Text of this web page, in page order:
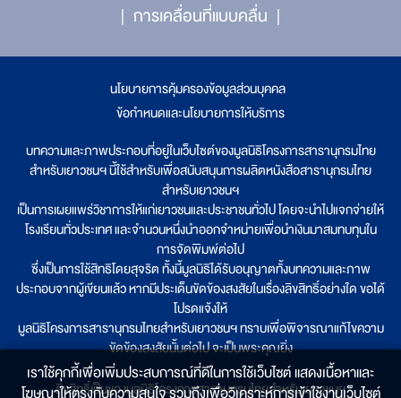
การเคลื่อนที่แบบคลื่น
นโยบายการคุ้มครองข้อมูลส่วนบุคคล
ข้อกำหนดและนโยบายการให้บริการ
บทความและภาพประกอบที่อยู่ในเว็บไซต์ของมูลนิธิโครงการสารานุกรมไทย
สำหรับเยาวชนฯ นี้ใช้สำหรับเพื่อสนับสนุนการผลิตหนังสือสารานุกรมไทย
สำหรับเยาวชนฯ
เป็นการเผยแพร่วิชาการให้แก่เยาวชนและประชาชนทั่วไป โดยจะนำไปแจกจ่ายให้
โรงเรียนทั่วประเทศ และจำนวนหนึ่งนำออกจำหน่ายเพื่อนำเงินมาสมทบทุนใน
การจัดพิมพ์ต่อไป
ซึ่งเป็นการใช้สิทธิโดยสุจริต ทั้งนี้มูลนิธิได้รับอนุญาตทั้งบทความและภาพ
ประกอบจากผู้เขียนแล้ว หากมีประเด็นขัดข้องสงสัยในเรื่องลิขสิทธิ์อย่างใด ขอได้
โปรดแจ้งให้
มูลนิธิโครงการสารานุกรมไทยสำหรับเยาวชนฯ ทราบเพื่อพิจารณาแก้ไขความ
ขัดข้องสงสัยนั้นต่อไป จะเป็นพระคุณยิ่ง
ลิขสิทธิ์เป็นของมูลนิธิโครงการสารานุกรมไทยสำหรับเยาวชนฯ
เราใช้คุกกี้เพื่อเพิ่มประสบการณ์ที่ดีในการใช้เว็บไซต์ แสดงเนื้อหาและ